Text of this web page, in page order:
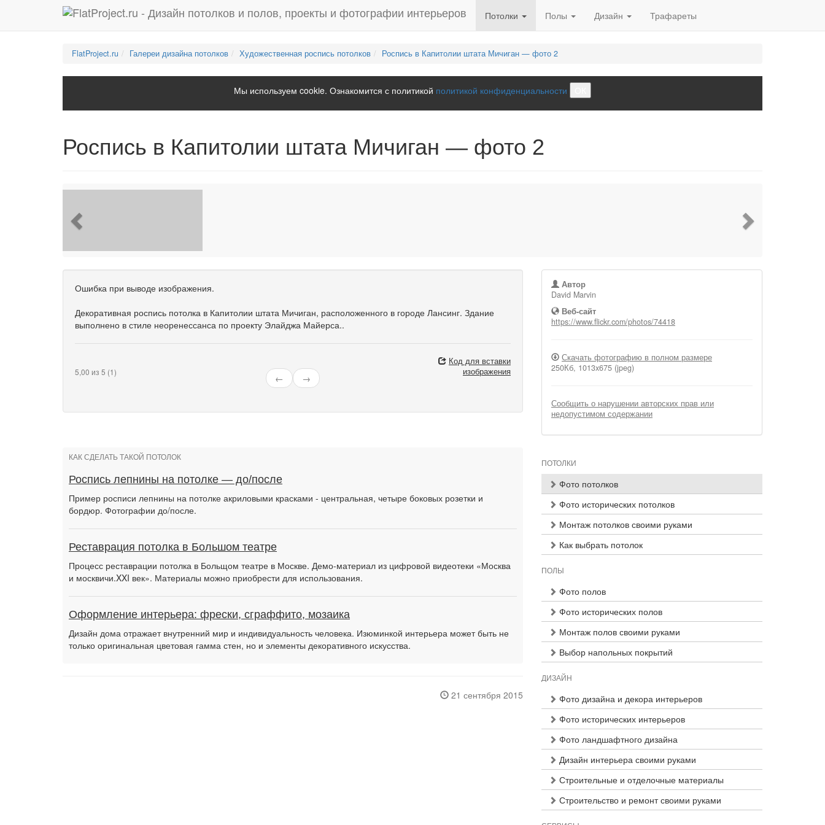
Потолки Полы Дизайн Трафареты
FlatProject.ru Галереи дизайна потолков Художественная роспись потолков Роспись в Капитолии штата Мичиган — фото 2
Мы используем cookie. Ознакомится с политикой политикой конфиденциальности
Роспись в Капитолии штата Мичиган — фото 2
Ошибка при выводе изображения.
Декоративная роспись потолка в Капитолии штата Мичиган, расположенного в городе Лансинг. Здание
выполнено в стиле неоренессанса по проекту Элайджа Майерса..
5,00 из 5 (1)
← →
Код для вставки
изображения
Автор
David Marvin
Веб-сайт
https://www.flickr.com/photos/74418
Скачать фотографию в полном размере
250Кб, 1013x675 (jpeg)
Сообщить о нарушении авторских прав или
недопустимом содержании
КАК СДЕЛАТЬ ТАКОЙ ПОТОЛОК
Роспись лепнины на потолке — до/после
Пример росписи лепнины на потолке акриловыми красками - центральная, четыре боковых розетки и
бордюр. Фотографии до/после.
Реставрация потолка в Большом театре
Процесс реставрации потолка в Больщом театре в Москве. Демо-материал из цифровой видеотеки «Москва
и москвичи.XXI век». Материалы можно приобрести для использования.
Оформление интерьера: фрески, сграффито, мозаика
Дизайн дома отражает внутренний мир и индивидуальность человека. Изюминкой интерьера может быть не
только оригинальная цветовая гамма стен, но и элементы декоративного искусства.
21 сентября 2015
ПОТОЛКИ
Фото потолков
Фото исторических потолков
Монтаж потолков своими руками
Как выбрать потолок
ПОЛЫ
Фото полов
Фото исторических полов
Монтаж полов своими руками
Выбор напольных покрытий
ДИЗАЙН
Фото дизайна и декора интерьеров
Фото исторических интерьеров
Фото ландшафтного дизайна
Дизайн интерьера своими руками
Строительные и отделочные материалы
Строительство и ремонт своими руками